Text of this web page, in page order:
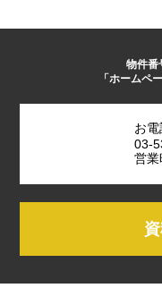
物件番
「ホームペ
お
03-
営